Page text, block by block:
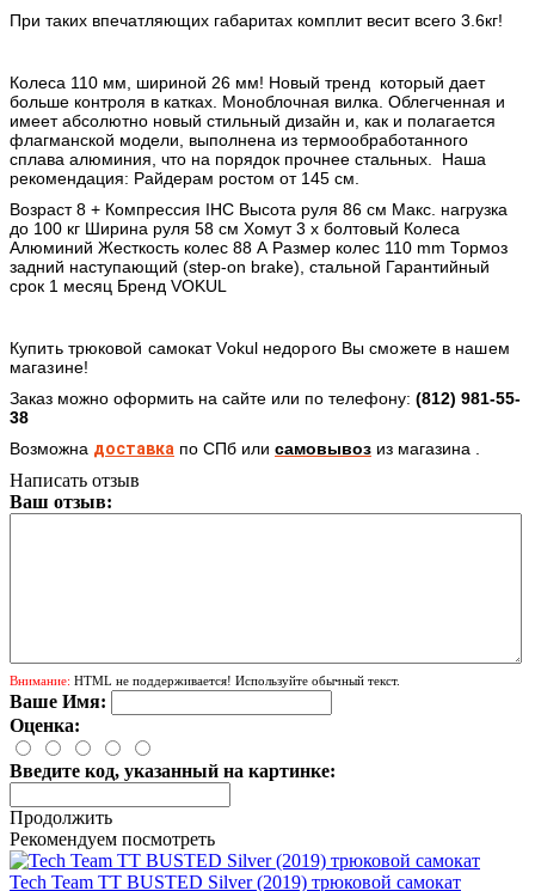
При таких впечатляющих габаритах комплит весит всего 3.6кг!
Колеса 110 мм, шириной 26 мм! Новый тренд который дает
больше контроля в катках. Моноблочная вилка. Облегченная и
имеет абсолютно новый стильный дизайн и, как и полагается
флагманской модели, выполнена из термообработанного
сплава алюминия, что на порядок прочнее стальных. Наша
рекомендация: Райдерам ростом от 145 см.
Возраст 8 + Компрессия IHC Высота руля 86 см Макс. нагрузка
до 100 кг Ширина руля 58 см Хомут 3 х болтовый Колеса
Алюминий Жесткость колес 88 А Размер колес 110 mm Тормоз
задний наступающий (step-on brake), стальной Гарантийный
срок 1 месяц Бренд VOKUL
Купить трюковой самокат Vokul недорого Вы сможете в нашем
магазине!
Заказ можно оформить на сайте или по телефону: (812) 981-55-
38
Возможна доставка по СПб или самовывоз из магазина .
Написать отзыв
Ваш отзыв:
Внимание: HTML не поддерживается! Используйте обычный текст.
Ваше Имя:
Оценка:
Введите код, указанный на картинке:
Продолжить
Рекомендуем посмотреть
Tech Team TT BUSTED Silver (2019) трюковой самокат